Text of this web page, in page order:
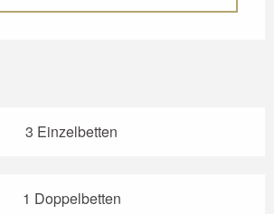
3 Einzelbetten
1 Doppelbetten